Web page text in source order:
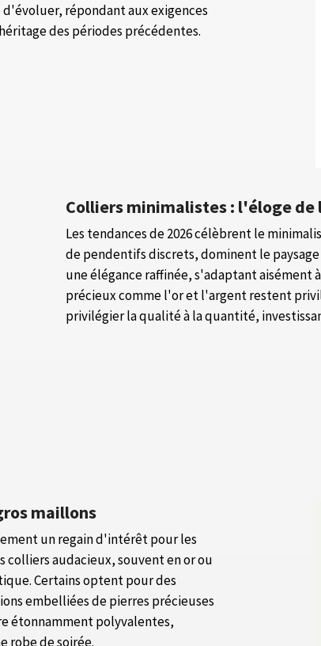
répondant aux exigences
des périodes précédentes.
Colliers minimalistes : l'éloge
Les tendances de 2026 célèbrent le
de pendentifs discrets, dominent le
une élégance raffinée, s'adaptant aisément
précieux comme l'or et l'argent restent
privilégier la qualité à la quantité,
maillons
un regain d'intérêt pour les
colliers audacieux, souvent en or ou
Certains optent pour des
embelliées de pierres précieuses
étonnamment polyvalentes,
robe de soirée.